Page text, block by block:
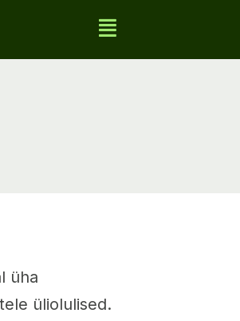
üha
üliolulised.